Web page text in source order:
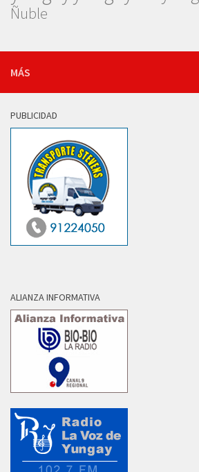
Ñuble
MÁS
PUBLICIDAD
ALIANZA INFORMATIVA